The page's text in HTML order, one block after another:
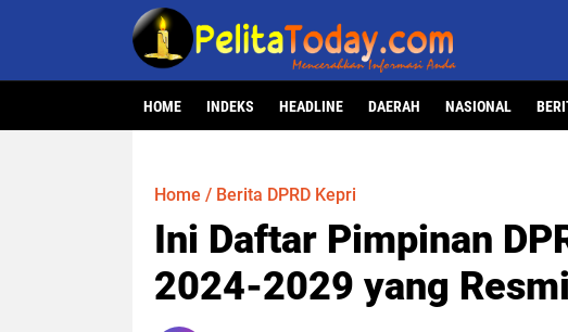
HOME INDEKS HEADLINE DAERAH NASIONAL
Home / Berita DPRD Kepri
Ini Daftar Pimpinan
2024-2029 yang